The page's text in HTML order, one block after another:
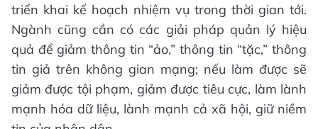
triển khai kế hoạch nhiệm vụ trong thời gian tới.
Ngành cũng cần có các giải pháp quản lý hiệu
quả để giảm thông tin “ảo,” thông tin “tặc,” thông
tin giả trên không gian mạng; nếu làm được sẽ
giảm được tội phạm, giảm được tiêu cực, làm lành
mạnh hóa dữ liệu, lành mạnh cả xã hội, giữ niềm